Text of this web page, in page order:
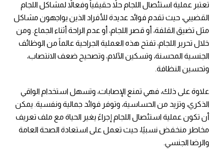
تعتبر عملية استئصال اللجام حلاً حقيقياً وفعالاً لمشاكل اللجام
القضيبي، حيث تقدم فوائد عديدة للأفراد الذين يواجهون مشاكل
مثل تضيق القلفة، أو قصر اللجام، أو عدم الراحة أثناء الجماع. ومن
خلال تحرير اللجام، تفتح هذه العملية الجراحية عالماً من الوظائف
الجنسية المحسنة، وتسكين الآلام، وتصحيح ضعف الانتصاب،
وتحسين النظافة.
علاوة على ذلك، فهي تمنع الإصابات، وتسهل استخدام الواقي
الذكري، وتزيد من الحساسية، وتوفر فوائد جمالية ونفسية. يمكن
أن تكون عملية استئصال اللجام إجراءً يغير الحياة مع ملف تعريف
مخاطر منخفض نسبيًا، حيث تعمل على استعادة الصحة العامة
والرضا الجنسي.